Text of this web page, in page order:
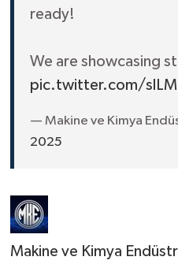
ready!
We are showcasing
pic.twitter.com/
— Makine ve Kimya
2025
Makine ve Kimya